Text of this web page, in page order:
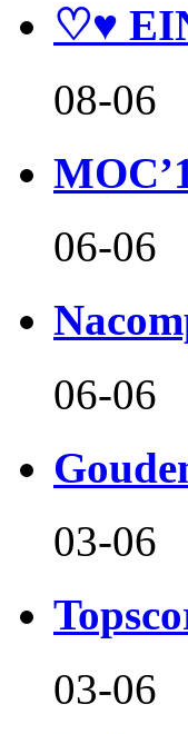
♡♥
08-06
06-06
06-06
03-06
03-06